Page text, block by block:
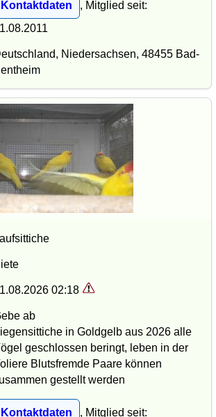
Kontaktdaten
, Mitglied seit:
Niedersachsen, 48455 Bad-
02:18
ab
in Goldgelb aus 2026 alle
geschlossen beringt, leben in der
Blutsfremde Paare können
gestellt werden
Kontaktdaten , Mitglied seit: